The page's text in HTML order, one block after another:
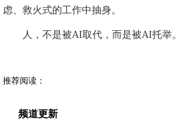
虑、救火式的工作中抽身。
人，不是被AI取代，而是被AI托举。
推荐阅读：
频道更新